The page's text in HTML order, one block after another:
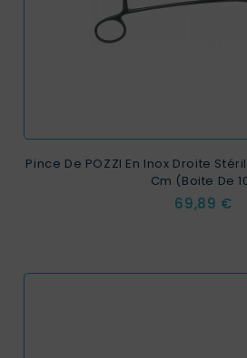
Pince De POZZI En Inox Droite
Cm (boite De
Prix
69,89 €